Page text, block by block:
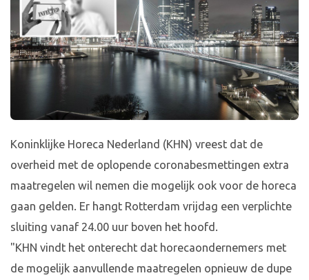
Koninklijke Horeca Nederland (KHN) vreest dat de
overheid met de oplopende coronabesmettingen extra
maatregelen wil nemen die mogelijk ook voor de horeca
gaan gelden. Er hangt Rotterdam vrijdag een verplichte
sluiting vanaf 24.00 uur boven het hoofd.
"KHN vindt het onterecht dat horecaondernemers met
de mogelijk aanvullende maatregelen opnieuw de dupe